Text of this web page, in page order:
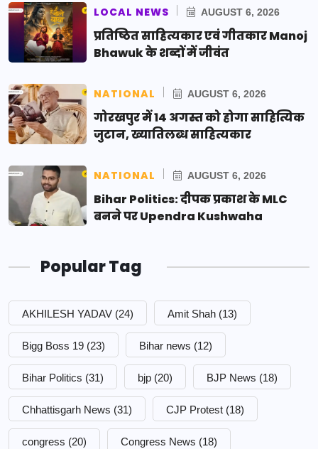
LOCAL NEWS AUGUST 6, 2026
प्रतिष्ठित साहित्यकार एवं गीतकार Manoj
Bhawuk के शब्दों में जीवंत
NATIONAL AUGUST 6, 2026
गोरखपुर में 14 अगस्त को होगा साहित्यिक
जुटान, ख्यातिलब्ध साहित्यकार
NATIONAL AUGUST 6, 2026
Bihar Politics: दीपक प्रकाश के MLC
बनने पर Upendra Kushwaha
Popular Tag
AKHILESH YADAV (24) Amit Shah (13)
Bigg Boss 19 (23) Bihar news (12)
Bihar Politics (31) bjp (20) BJP News (18)
Chhattisgarh News (31) CJP Protest (18)
congress (20) Congress News (18)